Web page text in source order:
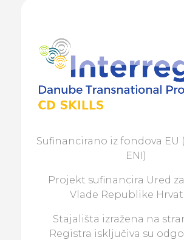
Sufinancirano iz fondova EU
ENI)
Projekt sufinancira Ured
Vlade Republike
Stajališta izražena na
Registra isključiva su